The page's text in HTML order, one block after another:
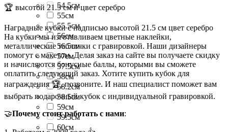
54.5см
55см
55.5см
56см
56.5см
57см
57.5см
58см
58.2см
58.5см
59см
59.5см
60см
🏆 высотой 21.5 см и цвет серебро
Наградные кубки с надписью высотой 21.5 см цвет серебро
На кубки мы изготавливаем цветные наклейки,
металлические таблички с гравировкой. Наши дизайнеры
помогут с макетом. Делая заказ на сайте вы получаете скидку
и начисляются бонусные баллы, которыми вы сможете
оплатить следующий заказ. Хотите купить кубок для
награждения 🏆, позвоните. И наш специалист поможет вам
выбрать подарочный кубок с индивидуальной гравировкой.
🤝Почему стоит работать с нами: